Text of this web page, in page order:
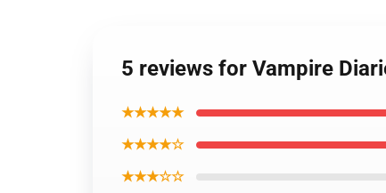
5 reviews for Vampire
★★★★★
★★★★☆
★★★☆☆